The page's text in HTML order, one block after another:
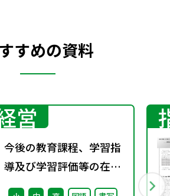
すめの資料
営
今後の教育課程、学習指
導及び学習評価等の在り
方に関する有識者検討会